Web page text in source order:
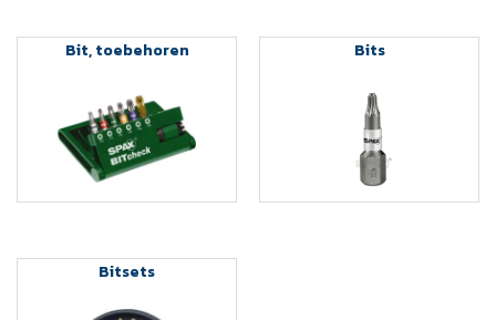
Bit, toebehoren Bits
Bitsets